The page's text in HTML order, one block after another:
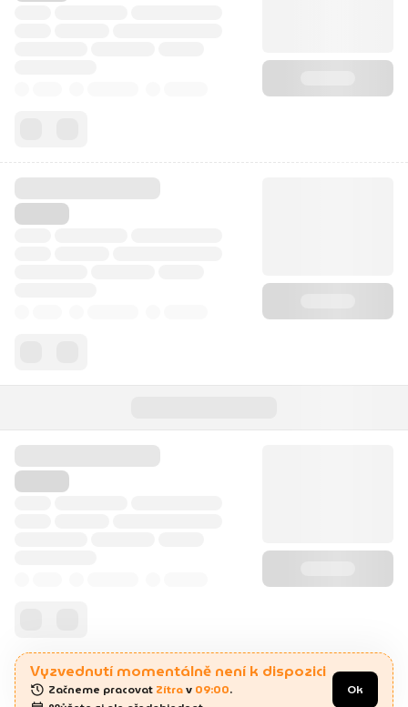
Vyzvednutí momentálně není k dispozici
Začneme pracovat Zítra v 09:00.
Ok